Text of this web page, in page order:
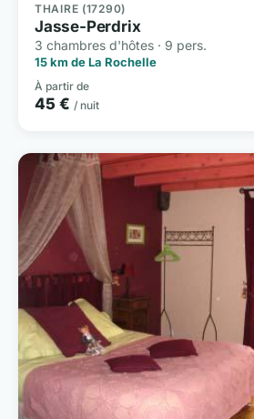
THAIRE (17290)
Jasse-Perdrix
3 chambres d'hôtes · 9 pers.
15 km de La Rochelle
À partir de
45 € / nuit